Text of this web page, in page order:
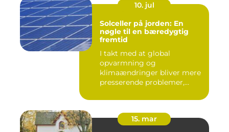
10. jul
Solceller på jorden: En
nøgle til en bæredygtig
fremtid
I takt med at global
opvarmning og
klimaændringer bliver mere
presserende problemer,
15. mar